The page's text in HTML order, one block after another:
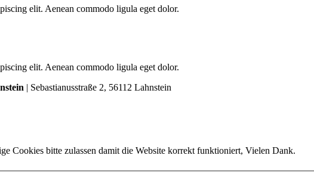
elit. Aenean commodo ligula eget dolor.
elit. Aenean commodo ligula eget dolor.
| Sebastianusstraße 2, 56112 Lahnstein
Cookies bitte zulassen damit die Website korrekt funktioniert, Vielen Dank.